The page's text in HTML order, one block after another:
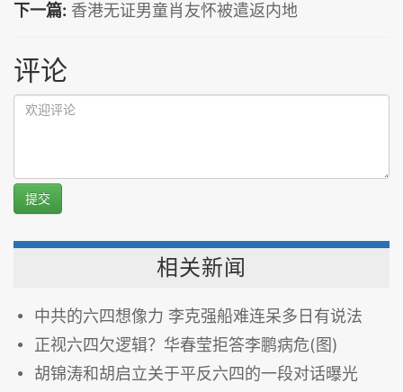
下一篇: 香港无证男童肖友怀被遣返内地
评论
提交
相关新闻
中共的六四想像力 李克强船难连呆多日有说法
正视六四欠逻辑？华春莹拒答李鹏病危(图)
胡锦涛和胡启立关于平反六四的一段对话曝光